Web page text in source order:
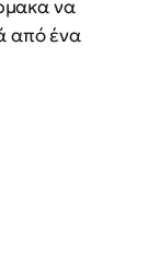
να
από ένα